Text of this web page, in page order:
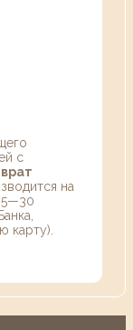
с
на
5—30
карту).